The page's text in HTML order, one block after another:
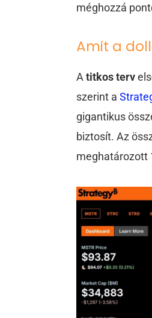
méghozzá
Amit a
Atitkos terv
szerint a
gigantikus
biztosít. Az
meghatározott